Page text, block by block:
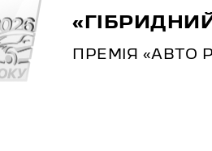
ПРЕМІЯ «АВТО